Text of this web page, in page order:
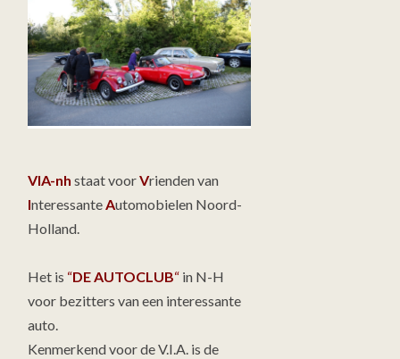
VIA-nh staat voorVrienden van
InteressanteAutomobielen Noord-
Holland.
Het is “DE AUTOCLUB“ in N-H
voor bezitters van een interessante
auto.
Kenmerkend voor de V.I.A. is de